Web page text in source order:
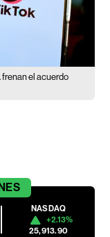
frenan el acuerdo
NASDAQ
+2.13%
25,913.90